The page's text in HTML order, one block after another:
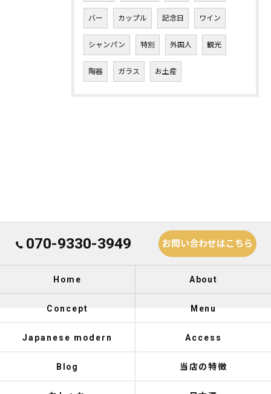
バー カップル 記念日 ワイン
シャンパン 特別 外国人 観光
陶器 ガラス お土産
070-9330-3949 お問い合わせはこちら
Home About
Concept Menu
Japanese modern Access
Blog 当店の特徴